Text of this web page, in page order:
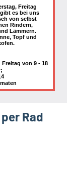
Freitag
es bei uns
von selbst
Rindern,
Lämmern.
Topf und
von 9 - 18
Rad